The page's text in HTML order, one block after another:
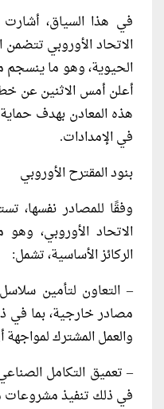
في هذا السياق،
الاتحاد الأوروبي تتضمن
الحيوية، وهو ما ينسجم
هذه المعادن بهدف
في الإمدادات.
بنود المقترح الأوروبي
وفقًا للمصادر نفسها،
الاتحاد الأوروبي،
الركائز الأساسية، تشمل:
– التعاون لتأمين
مصادر خارجية، بما في
والعمل المشترك
– تعميق التكامل
في ذلك تنفيذ مشروعات